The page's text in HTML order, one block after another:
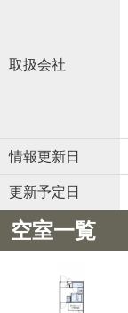
取扱会社
情報更新日
更新予定日
空室一覧